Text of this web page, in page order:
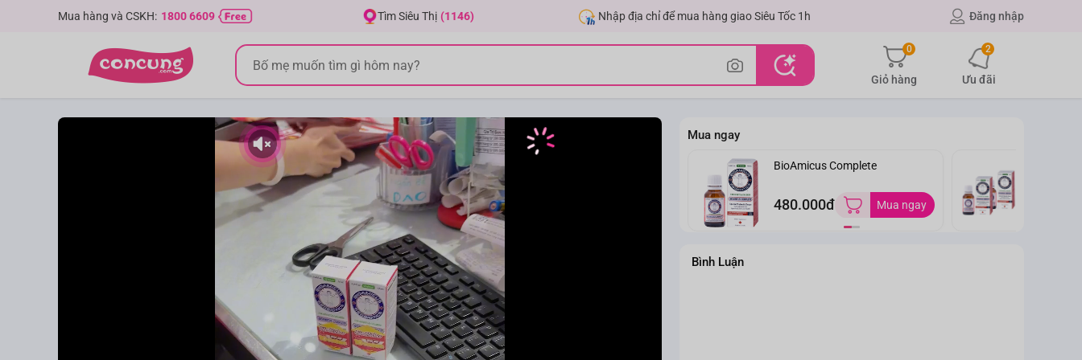
Mua hàng và CSKH: 1800 6609 Tìm Siêu Thị (1146) Nhập địa chỉ để mua hàng giao Siêu Tốc 1h Đăng nhập
0
Giỏ hàng
2
Ưu đãi
Mua ngay
BioAmicus Complete
480.000đ Mua ngay
Bình Luận